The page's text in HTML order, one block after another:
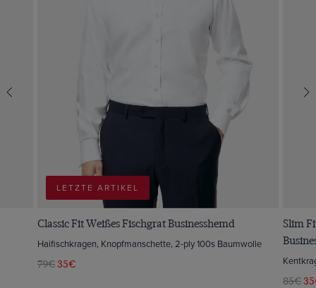
LETZTE ARTIKEL
Classic Fit Weißes Fischgrat Businesshemd
Haifischkragen, Knopfmanschette, 2-ply 100s Baumwolle
79€35€
Slim
85€